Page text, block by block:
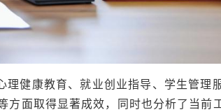
健康教育、就业创业指导、学生管理
面取得显著成效，同时也分析了当前